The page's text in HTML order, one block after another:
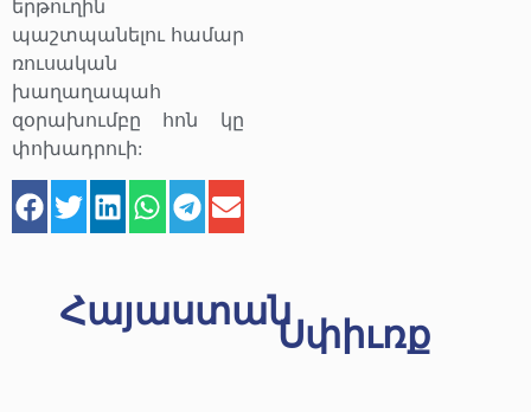
երթուղին
պաշտպանելու համար
ռուսական
խաղաղապահ
զօրախումբը հոն կը
փոխադրուի:
Հայաստան
Սփիւռք